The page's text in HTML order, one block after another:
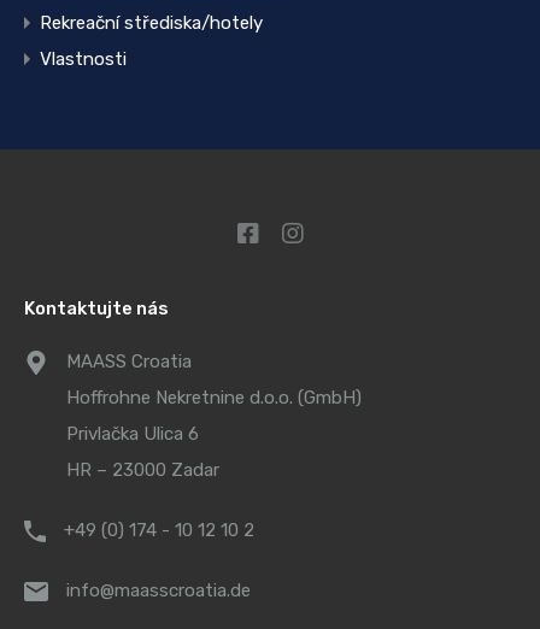
Rekreační střediska/hotely
Vlastnosti
Kontaktujte nás
MAASS Croatia
Hoffrohne Nekretnine d.o.o. (GmbH)
Privlačka Ulica 6
HR – 23000 Zadar
+49 (0) 174 - 10 12 10 2
info@maasscroatia.de